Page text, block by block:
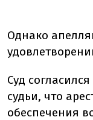
Однако
Суд
судьи, что
обеспечения